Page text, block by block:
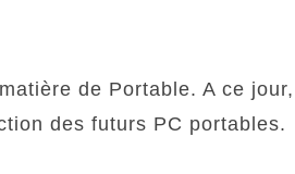
de Portable. A ce jour,
des futurs PC portables.